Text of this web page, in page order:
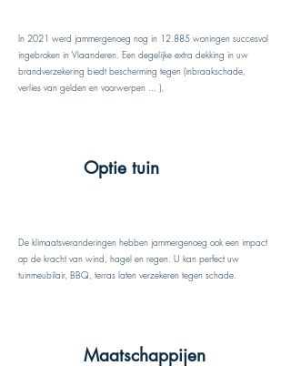
In 2021 werd jammergenoeg nog in 12.885 woningen succesvol
ingebroken in Vlaanderen. Een degelijke extra dekking in uw
brandverzekering biedt bescherming tegen (inbraakschade,
verlies van gelden en voorwerpen ... ).
Optie tuin
De klimaatsveranderingen hebben jammergenoeg ook een impact
op de kracht van wind, hagel en regen. U kan perfect uw
tuinmeubilair, BBQ, terras laten verzekeren tegen schade.
Maatschappijen